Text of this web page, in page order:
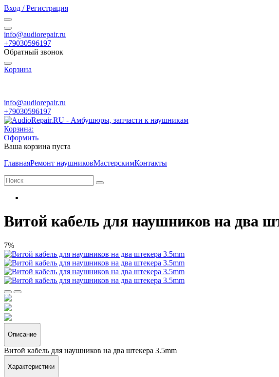
Вход / Регистрация
info@audiorepair.ru
+79030596197
Обратный звонок
Корзина
info@audiorepair.ru
+79030596197
Корзина:
Оформить
Ваша корзина пуста
ГлавнаяРемонт наушниковМастерскимКонтакты
Витой кабель для наушников на два
7%
Описание
Витой кабель для наушников на два штекера 3.5mm
Характеристики